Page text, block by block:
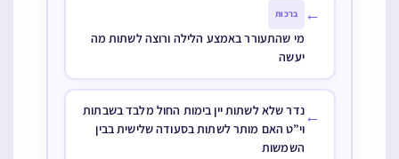
מי שרוצה להמשיך לשתות לאחר
ברכת המזון האם יכול לכוון לפני
ברכת המזון שלא להסיח דעת מן
השתיה